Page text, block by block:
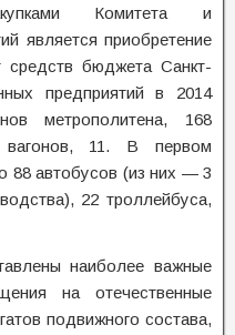
Комитета и
является приобретение
средств бюджета Санкт-
предприятий в 2014
метрополитена, 168
вагонов, 11. В первом
88 автобусов (из них — 3
22 троллейбуса,
наиболее важные
на отечественные
подвижного состава,